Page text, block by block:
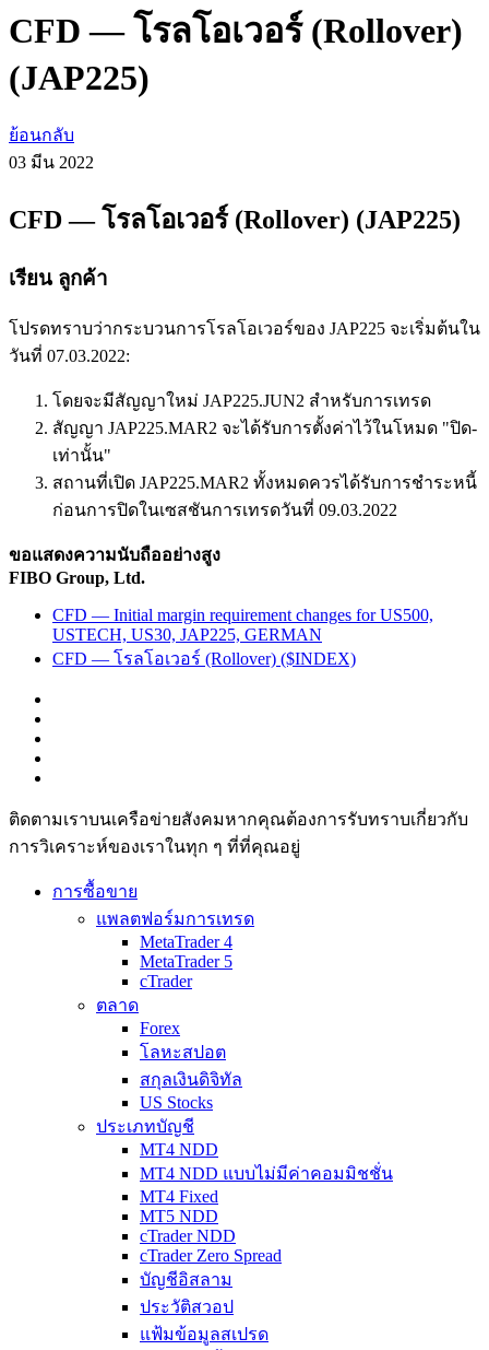
CFD — โรลโอเวอร์ (Rollover)
(JAP225)
ย้อนกลับ
03 มีน 2022
CFD — โรลโอเวอร์ (Rollover) (JAP225)
เรียน ลูกค้า
โปรดทราบว่ากระบวนการโรลโอเวอร์ของ JAP225 จะเริ่มต้นใน
วันที่ 07.03.2022:
โดยจะมีสัญญาใหม่ JAP225.JUN2 สำหรับการเทรด
สัญญา JAP225.MAR2 จะได้รับการตั้งค่าไว้ในโหมด "ปิด-
เท่านั้น"
สถานที่เปิด JAP225.MAR2 ทั้งหมดควรได้รับการชำระหนี้
ก่อนการปิดในเซสชันการเทรดวันที่ 09.03.2022
ขอแสดงความนับถืออย่างสูง
FIBO Group, Ltd.
CFD — Initial margin requirement changes for US500,
USTECH, US30, JAP225, GERMAN
CFD — โรลโอเวอร์ (Rollover) ($INDEX)
ติดตามเราบนเครือข่ายสังคมหากคุณต้องการรับทราบเกี่ยวกับ
การวิเ­คราะห์ของเราในทุก ๆ ที่ที่คุณอยู่
การซื้อขาย
แพลตฟอร์มการเทรด
MetaTrader 4
MetaTrader 5
cTrader
ตลาด
Forex
โลหะสปอต
สกุลเงินดิจิทัล
US Stocks
ประเภทบัญชี
MT4 NDD
MT4 NDD แบบไม่มีค่าคอมมิชชั่น
MT4 Fixed
MT5 NDD
cTrader NDD
cTrader Zero Spread
บัญชีอิสลาม
ประวัติสวอป
แฟ้มข้อมูลสเปรด